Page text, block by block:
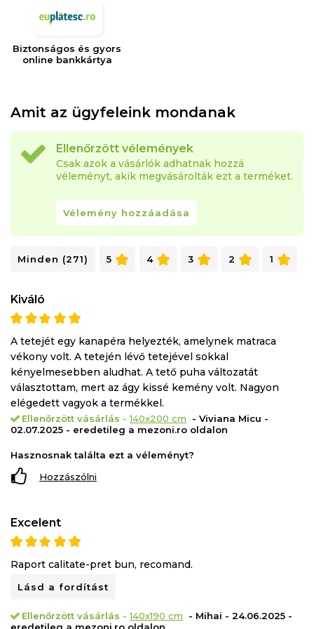
- Termikus kényelem
- Tartósság
- Minőség
Szerkezet:
- hab: rugalmas poliuretán hab
- 100% PES huzat
- cipzár
Szilárdság: 3 az 5-ből
kicsomagolást követően 72 óra szükséges amíg a
Jellemzők
Magasság 5 cm
Garancia 2 év
Tulajdonságok Levehető huzat
Szilárdsági szint Közepes
Maximális ajánlott súly/fő - kg 100
Biztonságos és gyors
online bankkártya
Amit az ügyfeleink mondanak
Ellenőrzött vélemények
Csak azok a vásárlók adhatnak hozzá
véleményt, akik megvásárolták ezt a terméket.
Vélemény hozzáadása
Minden (271) 5 4 3 2 1
Kiváló
A tetejét egy kanapéra helyezték, amelynek matraca
vékony volt. A tetején lévő tetejével sokkal
kényelmesebben aludhat. A tető puha változatát
választottam, mert az ágy kissé kemény volt. Nagyon
elégedett vagyok a termékkel.
Ellenőrzött vásárlás -140x200 cm
- Viviana Micu -
02.07.2025 - eredetileg a mezoni.ro oldalon
Hasznosnak találta ezt a véleményt?
Hozzászólni
Excelent
Raport calitate-pret bun, recomand.
Lásd a fordítást
Ellenőrzött vásárlás -140x190 cm
- Mihai - 24.06.2025 -